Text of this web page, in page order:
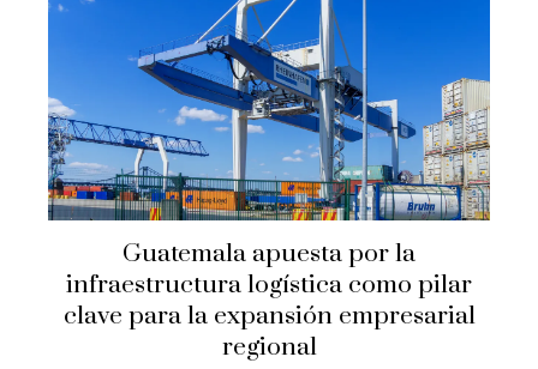
Guatemala apuesta por la
infraestructura logística como pilar
clave para la expansión empresarial
regional